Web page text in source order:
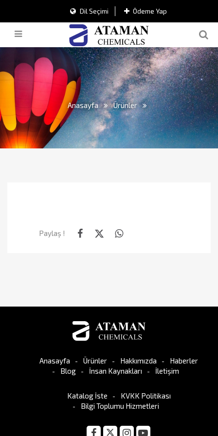
Dil Seçimi Ödeme Yap
Anasayfa Ürünler
Paylaş !
Anasayfa Ürünler Hakkımızda
Haberler
Blog
İnsan Kaynakları İletişim
Katalog İste
KVKK Politikası
Bilgi Toplumu Hizmetleri